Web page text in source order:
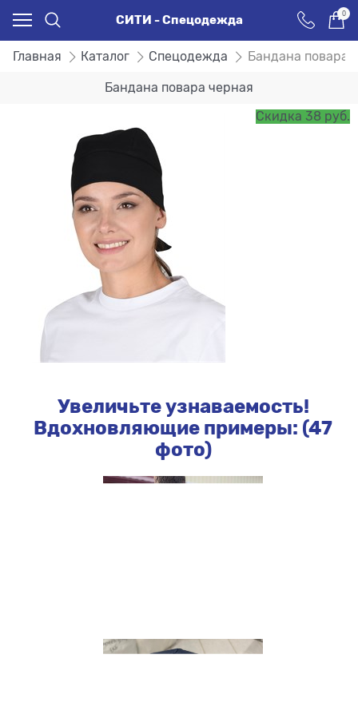
СИТИ - Спецодежда 0
Главная Каталог Спецодежда Бандана повара
Бандана повара черная
Скидка 38 руб.
Увеличьте узнаваемость!
Вдохновляющие примеры: (47
фото)